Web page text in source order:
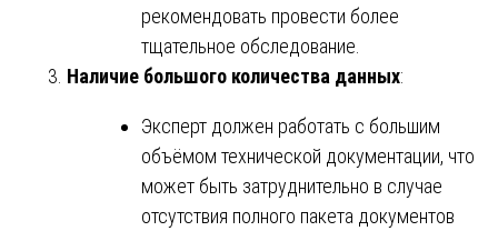
рекомендовать провести более
тщательное обследование.
Наличие большого количества данных:
Эксперт должен работать с большим
объёмом технической документации, что
может быть затруднительно в случае
отсутствия полного пакета документов